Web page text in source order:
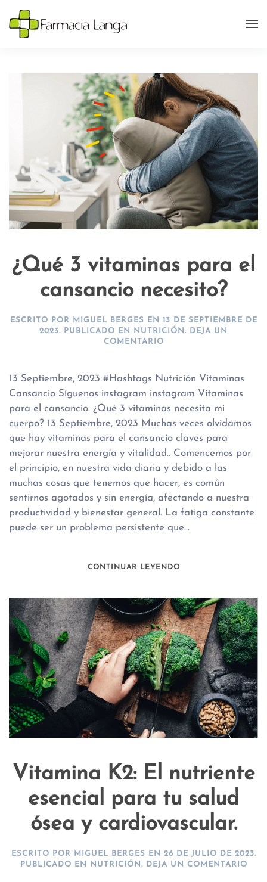
¿Qué 3 vitaminas para el
cansancio necesito?
ESCRITO POR MIGUEL BERGES EN
13 DE SEPTIEMBRE DE
2023. PUBLICADO EN NUTRICIÓN .
DEJA UN
COMENTARIO
13 Septiembre, 2023 #Hashtags Nutrición Vitaminas
Cansancio Síguenos instagram instagram Vitaminas
para el cansancio: ¿Qué 3 vitaminas necesita mi
cuerpo? 13 Septiembre, 2023 Muchas veces olvidamos
que hay vitaminas para el cansancio claves para
mejorar nuestra energía y vitalidad.. Comencemos por
el principio, en nuestra vida diaria y debido a las
muchas cosas que tenemos que hacer, es común
sentirnos agotados y sin energía, afectando a nuestra
productividad y bienestar general. La fatiga constante
puede ser un problema persistente que...
CONTINUAR LEYENDO
Vitamina K2: El nutriente
esencial para tu salud
ósea y cardiovascular.
ESCRITO POR MIGUEL BERGES EN 26 DE JULIO DE 2023.
PUBLICADO EN
NUTRICIÓN . DEJA UN COMENTARIO